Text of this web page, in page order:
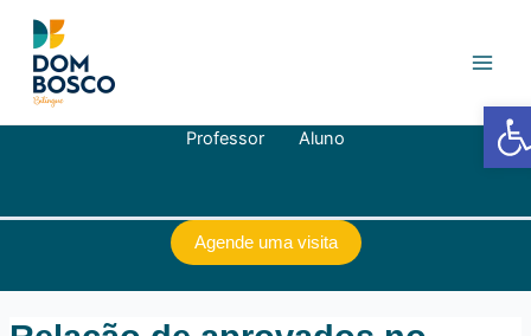
para
conteúdo
Professor Aluno
Agende uma visita
Post
Barra